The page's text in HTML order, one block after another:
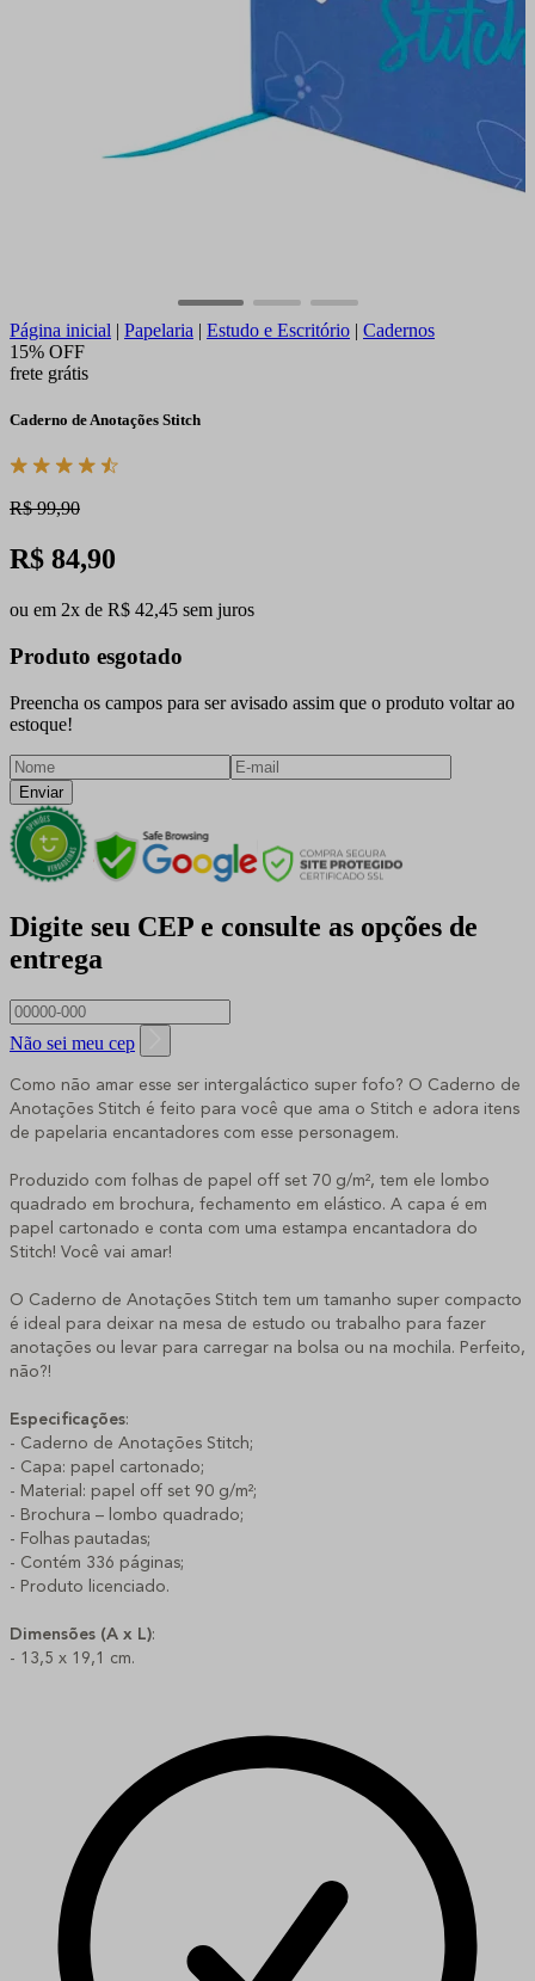
Página inicial | Papelaria | Estudo e Escritório | Cadernos
15% OFF
frete grátis
Caderno de Anotações Stitch
R$ 99,90
R$ 84,90
ou em 2x de R$ 42,45 sem juros
Produto esgotado
Preencha os campos para ser avisado assim que o produto voltar ao
estoque!
Enviar
Digite seu CEP e consulte as opções de
entrega
Não sei meu cep
Como não amar esse ser intergaláctico super fofo? O Caderno de
Anotações Stitch é feito para você que ama o Stitch e adora itens
de papelaria encantadores com esse personagem.
Produzido com folhas de papel off set 70 g/m², tem ele lombo
quadrado em brochura, fechamento em elástico. A capa é em
papel cartonado e conta com uma estampa encantadora do
Stitch! Você vai amar!
O Caderno de Anotações Stitch tem um tamanho super compacto
é ideal para deixar na mesa de estudo ou trabalho para fazer
anotações ou levar para carregar na bolsa ou na mochila. Perfeito,
não?!
Especificações:
- Caderno de Anotações Stitch;
- Capa: papel cartonado;
- Material: papel off set 90 g/m²;
- Brochura – lombo quadrado;
- Folhas pautadas;
- Contém 336 páginas;
- Produto licenciado.
Dimensões (A x L):
- 13,5 x 19,1 cm.